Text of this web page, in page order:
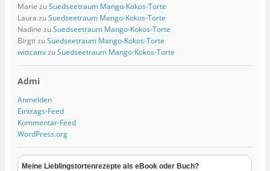
Marie zuSuedseetraum Mango-Kokos-Torte
Laura zuSuedseetraum Mango-Kokos-Torte
Nadine zuSuedseetraum Mango-Kokos-Torte
BirgitzuSuedseetraum Mango-Kokos-Torte
wittcami zuSuedseetraum Mango-Kokos-Torte
Admi
Anmelden
Eintrags-Feed
Kommentar-Feed
WordPress.org
Meine Lieblingstortenrezepte als eBook oder Buch?